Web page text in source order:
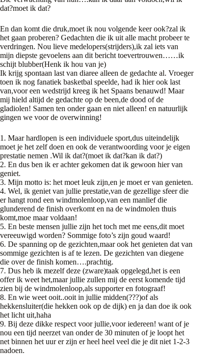
dat?moet ik dat?
En dan komt die druk,moet ik nou volgende keer ook?zal ik
het gaan proberen? Gedachten die ik uit alle macht probeer te
verdringen. Nou lieve medelopers(strijders),ik zal iets van
mijn diepste gevoelens aan dit bericht toevertrouwen……ik
schijt blubber(Henk ik hou van je)
Ik krijg spontaan last van diaree alleen de gedachte al. Vroeger
toen ik nog fanatiek basketbal speelde, had ik hier ook last
van,voor een wedstrijd kreeg ik het Spaans benauwd! Maar
mij hield altijd de gedachte op de been,de dood of de
gladiolen! Samen ten onder gaan en niet alleen! en natuurlijk
gingen we voor de overwinning!
1. Maar hardlopen is een individuele sport,dus uiteindelijk
moet je het zelf doen en ook de verantwoording voor je eigen
prestatie nemen .Wil ik dat?(moet ik dat?kan ik dat?)
2. En dus ben ik er achter gekomen dat ik gewoon hier van
geniet.
3. Mijn motto is: het moet leuk zijn,en je moet er van genieten.
4. Wel, ik geniet van jullie prestatie,van de gezellige sfeer die
er hangt rond een windmolenloop,van een manlief die
glunderend de finish overkomt en na de windmolen thuis
komt,moe maar voldaan!
5. En beste mensen jullie zijn het toch met me eens,dit moet
vereeuwigd worden? Sommige foto’s zijn goud waard!
6. De spanning op de gezichten,maar ook het genieten dat van
sommige gezichten is af te lezen. De gezichten van diegene
die over de finish komen….prachtig.
7. Dus heb ik mezelf deze (zware)taak opgelegd,het is een
offer ik weet het,maar jullie zullen mij de eerst komende tijd
zien bij de windmolenloop,als supporter en fotograaf!
8. En wie weet ooit..ooit in jullie midden(???)of als
hekkensluiter(die hekken ook op de dijk) en ja dan doe ik ook
het licht uit,haha
9. Bij deze dikke respect voor jullie,voor iedereen! want of je
nou een tijd neerzet van onder de 30 minuten of je loopt het
net binnen het uur er zijn er heel heel veel die je dit niet 1-2-3
nadoen.